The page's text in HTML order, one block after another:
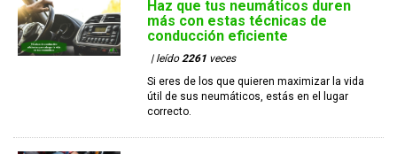
Haz que tus neumáticos duren
más con estas técnicas de
conducción eficiente
| leído2261veces
Si eres de los que quieren maximizar la vida
útil de sus neumáticos, estás en el lugar
correcto.